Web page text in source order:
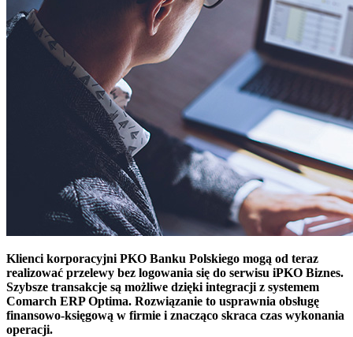
Klienci korporacyjni PKO Banku Polskiego mogą od teraz
realizować przelewy bez logowania się do serwisu iPKO Biznes.
Szybsze transakcje są możliwe dzięki integracji z systemem
Comarch ERP Optima. Rozwiązanie to usprawnia obsługę
finansowo-księgową w firmie i znacząco skraca czas wykonania
operacji.